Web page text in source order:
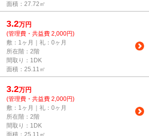
面積：27.72㎡
3.2万円
(管理費・共益費 2,000円)
敷：1ヶ月｜礼：0ヶ月
所在階：2階
間取り：1DK
面積：25.11㎡
3.2万円
(管理費・共益費 2,000円)
敷：1ヶ月｜礼：0ヶ月
所在階：2階
間取り：1DK